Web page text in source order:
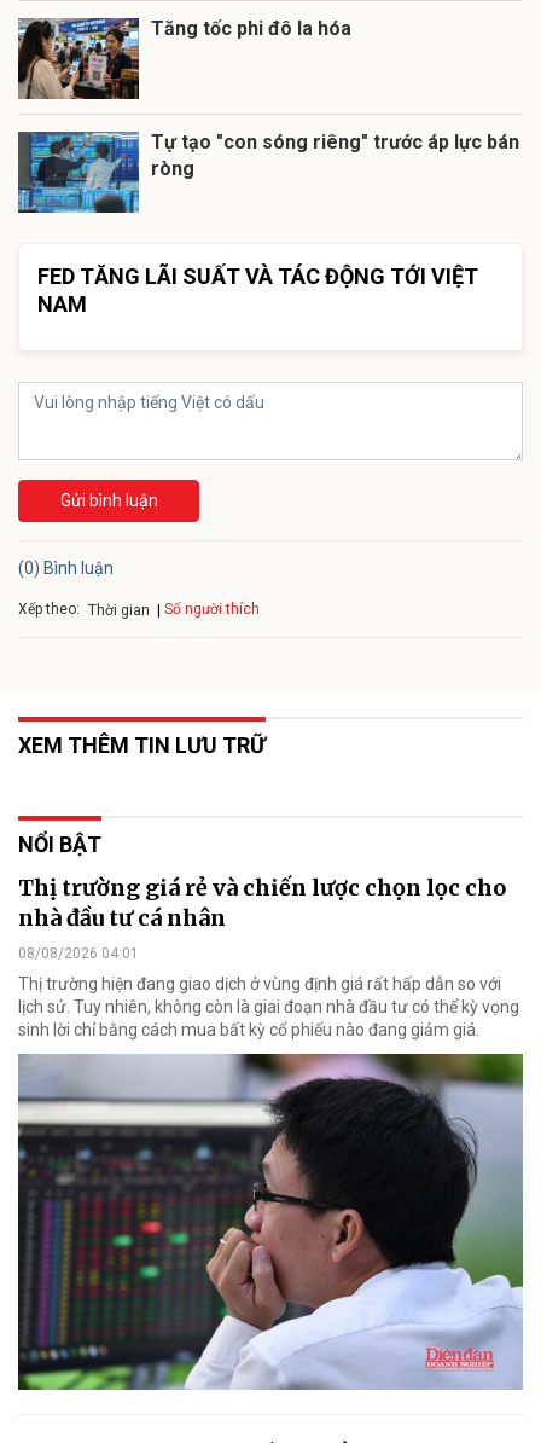
Tăng tốc phi đô la hóa
Tự tạo "con sóng riêng" trước áp lực bán
ròng
FED TĂNG LÃI SUẤT VÀ TÁC ĐỘNG TỚI VIỆT
NAM
Gửi bình luận
(0) Bình luận
Xếp theo: Thời gian Số người thích
XEM THÊM TIN LƯU TRỮ
NỔI BẬT
Thị trường giá rẻ và chiến lược chọn lọc cho
nhà đầu tư cá nhân
08/08/2026 04:01
Thị trường hiện đang giao dịch ở vùng định giá rất hấp dẫn so với
lịch sử. Tuy nhiên, không còn là giai đoạn nhà đầu tư có thể kỳ vọng
sinh lời chỉ bằng cách mua bất kỳ cổ phiếu nào đang giảm giá.